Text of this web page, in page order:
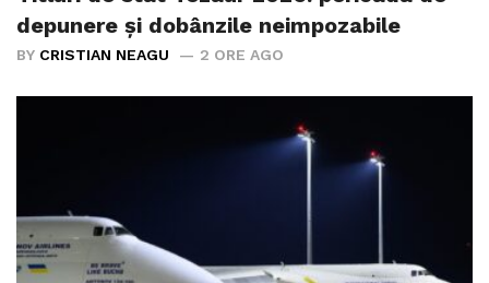
depunere și dobânzile neimpozabile
BY CRISTIAN NEAGU 2 ORE AGO